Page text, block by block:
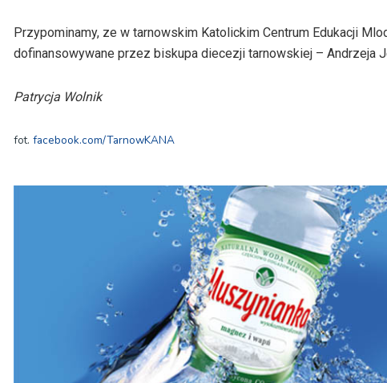
Przypominamy, ze w tarnowskim Katolickim Centrum Edukacji
dofinansowywane przez biskupa diecezji tarnowskiej – Andrzeja
Patrycja Wolnik
fot. facebook.com/TarnowKANA